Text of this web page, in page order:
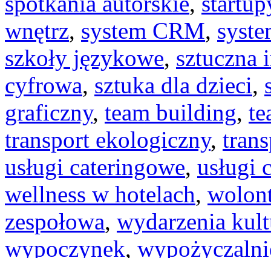
wnętrz, system CRM,
szkoły językowe, sztuczna
cyfrowa, sztuka dla dzieci,
graficzny, team building,
transport ekologiczny,
usługi cateringowe, usługi
wellness w hotelach,
zespołowa, wydarzenia
wypoczynek,